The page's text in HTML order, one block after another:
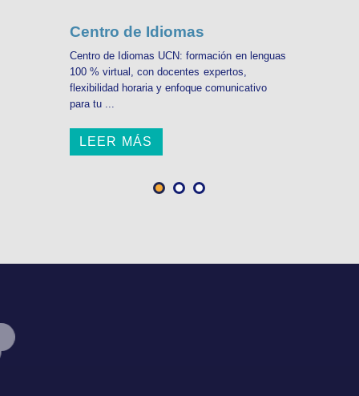
Centro de Idiomas
Centro de Idiomas UCN: formación en lenguas
100 % virtual, con docentes expertos,
flexibilidad horaria y enfoque comunicativo
para tu ...
LEER MÁS